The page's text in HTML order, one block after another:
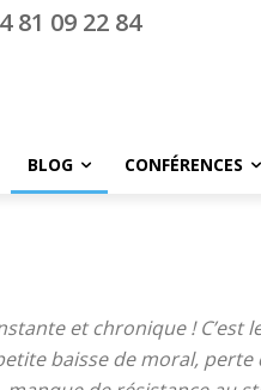
81 09 22 84
BLOG CONFÉRENCES
et chronique ! C’est
baisse de moral,